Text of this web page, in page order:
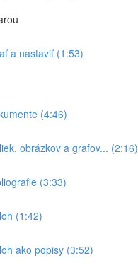
a nastaviť (1:53)
(4:46)
obrázkov a grafov... (2:16)
(3:33)
(1:42)
ako popisy (3:52)